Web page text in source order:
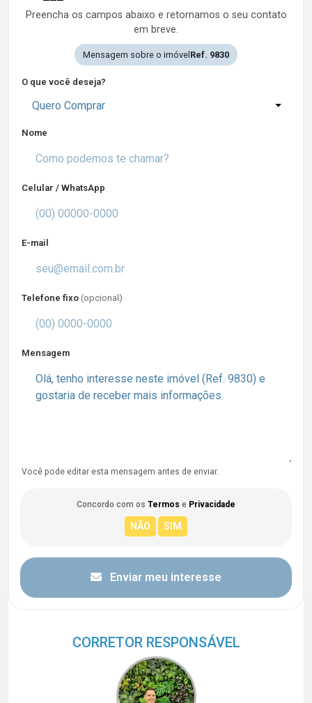
Preencha os campos abaixo e retornamos o seu contato
em breve.
Mensagem sobre o imóvel Ref. 9830
O que você deseja?
Quero Comprar
Nome
Celular / WhatsApp
E-mail
Telefone fixo (opcional)
Mensagem
Você pode editar esta mensagem antes de enviar.
Concordo com os Termos e Privacidade
Enviar meu interesse
CORRETOR RESPONSÁVEL